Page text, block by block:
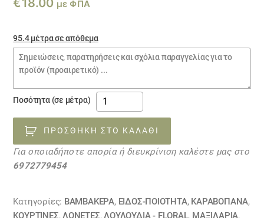
με ΦΠΑ
95.4 μέτρα σε απόθεμα
Σημειώσεις
παραγγελίας
Ποσότητα (σε μέτρα)
DIGIFLOW
-
DIGIFLOWGRIS
ποσότητα
ΠΡΟΣΘΉΚΗ ΣΤΟ ΚΑΛΆΘΙ
Για οποιαδήποτε απορία ή διευκρίνιση καλέστε μας στο
6972779454
Κατηγορίες: ΒΑΜΒΑΚΕΡΆ, ΕΙΔΟΣ-ΠΟΙΟΤΗΤΑ, ΚΑΡΑΒΌΠΑΝΑ,
ΚΟΥΡΤΊΝΕΣ,ΛΟΝΈΤΕΣ,ΛΟΥΛΟΎΔΙΑ - FLORAL, ΜΑΞΙΛΆΡΙΑ,